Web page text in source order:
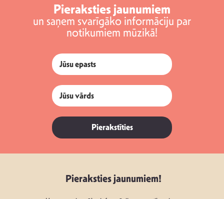
Pieraksties jaunumiem
un saņem svarīgāko informāciju par
notikumiem mūzikā!
Pierakstīties
Pieraksties jaunumiem!